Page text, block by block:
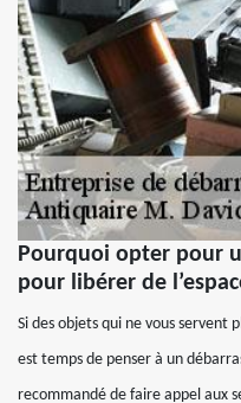
Pourquoi opter pour
pour libérer de
Si des objets qui ne vous servent
est temps de penser à un
recommandé de faire appel aux